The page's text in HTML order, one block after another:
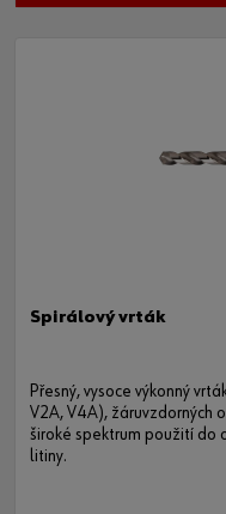
Spirálový vrták
Přesný, vysoce výkonný
V2A, V4A), žáruvzdorných
široké spektrum použití do
litiny.